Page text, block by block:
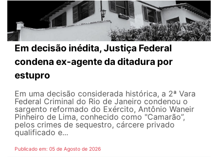
Em decisão inédita, Justiça Federal
condena ex-agente da ditadura por
estupro
Em uma decisão considerada histórica, a 2ª Vara
Federal Criminal do Rio de Janeiro condenou o
sargento reformado do Exército, Antônio Waneir
Pinheiro de Lima, conhecido como "Camarão”,
pelos crimes de sequestro, cárcere privado
qualificado e...
Publicado em: 05 de Agosto de 2026